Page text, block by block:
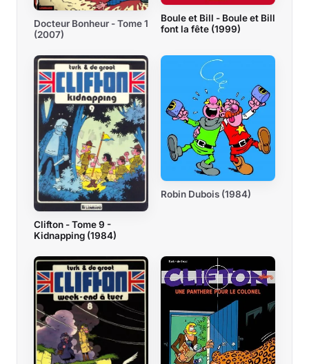
Docteur Bonheur - Tome 1
(2007)
Boule et Bill - Boule et Bill
font la fête (1999)
Clifton - Tome 9 -
Kidnapping (1984)
Robin Dubois (1984)